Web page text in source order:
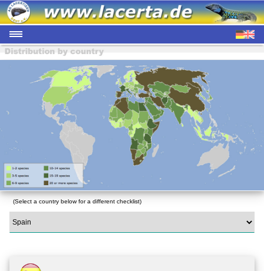
(Select a country below for a different checklist)